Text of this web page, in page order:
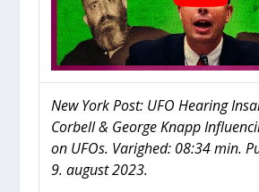
New York Post: UFO Hea­ring
Cor­bell & Geor­ge Knapp
on UFOs. Varig­hed: 08:34 min.
9. august 2023.